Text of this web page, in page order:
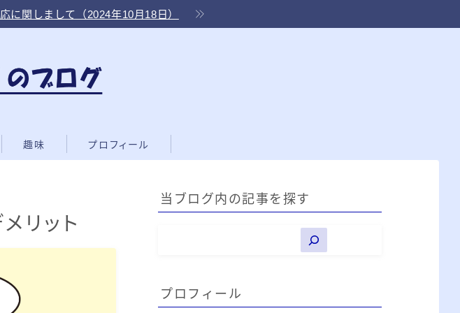
に関しまして（2024年10月18日）
趣味 プロフィール
リット
当ブログ内の記事を探す
プロフィール